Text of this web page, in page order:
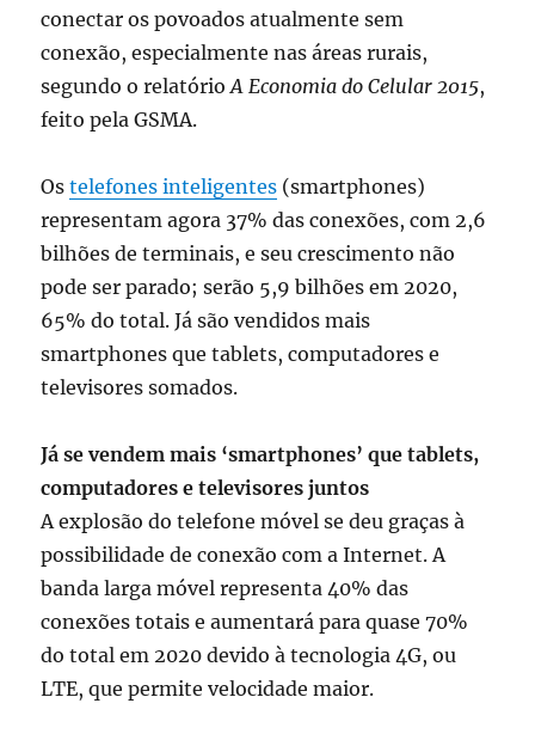
conectar os povoados atualmente sem
conexão, especialmente nas áreas rurais,
segundo o relatórioA Economia do Celular 2015,
feito pela GSMA.
Ostelefones inteligentes (smartphones)
representam agora 37% das conexões, com 2,6
bilhões de terminais, e seu crescimento não
pode ser parado; serão 5,9 bilhões em 2020,
65% do total. Já são vendidos mais
smartphones que tablets, computadores e
televisores somados.
Já se vendem mais ‘smartphones’ que tablets,
computadores e televisores juntos
A explosão do telefone móvel se deu graças à
possibilidade de conexão com a Internet. A
banda larga móvel representa 40% das
conexões totais e aumentará para quase 70%
do total em 2020 devido à tecnologia 4G, ou
LTE, que permite velocidade maior.